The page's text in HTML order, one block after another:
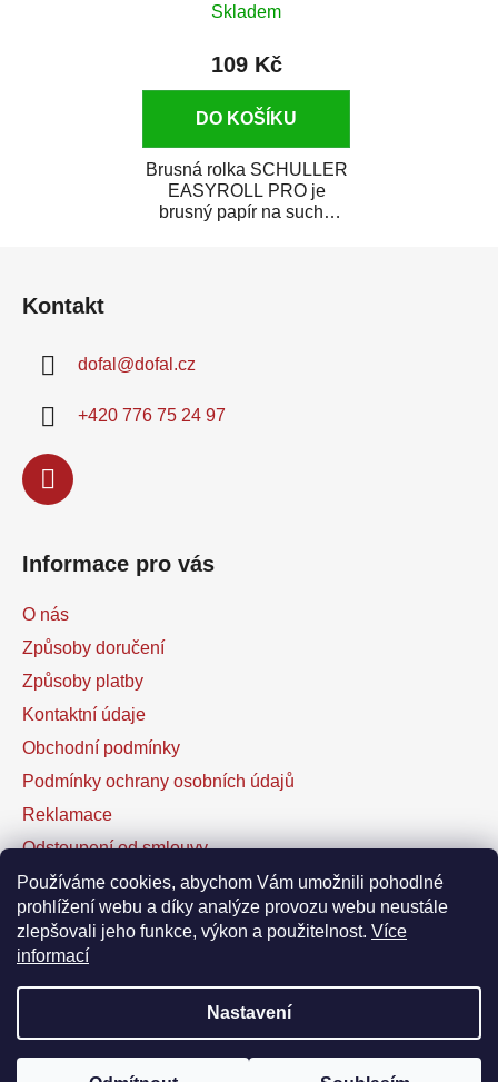
Používáme cookies, abychom Vám umožnili pohodlné
prohlížení webu a díky analýze provozu webu neustále
zlepšovali jeho funkce, výkon a použitelnost. Více
informací
Nastavení
Skladem
109 Kč
DO KOŠÍKU
Brusná rolka SCHULLER
EASYROLL PRO je
brusný papír na suché
Kontakt
dofal @dofal.cz
+420 776 75 24 97
Informace pro vás
O nás
Způsoby doručení
Způsoby platby
Kontaktní údaje
Obchodní podmínky
Podmínky ochrany osobních údajů
Reklamace
Odstoupení od smlouvy
Kontaktní formulář
Facebook
Vytvořil Shoptet